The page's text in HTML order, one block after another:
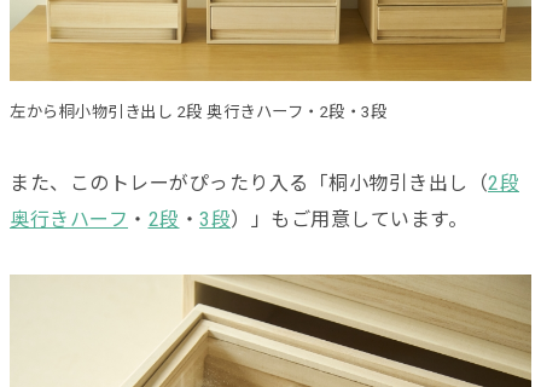
左から桐小物引き出し 2段 奥行きハーフ・2段・3段
また、このトレーがぴったり入る「桐小物引き出し（2段
奥行きハーフ ・ 2段 ・ 3段）」もご用意しています。